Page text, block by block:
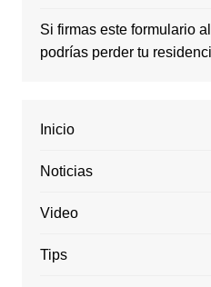
Si firmas este formulario
podrías perder tu
Inicio
Noticias
Video
Tips